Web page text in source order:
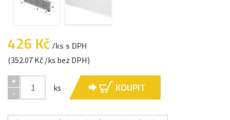
426 Kč/ks s DPH
(352.07 Kč /ks bez DPH)
+
-
ks KOUPIT